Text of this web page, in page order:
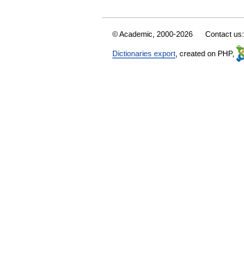
© Academic, 2000-2026 Contact us:
Dictionaries export , created on PHP,